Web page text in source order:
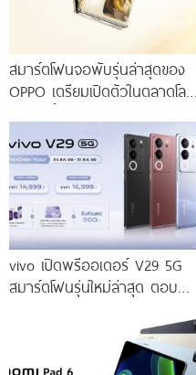
สมาร์ตโฟนจอพับรุ่นล่าสุดของ
OPPO เตรียมเปิดตัวในตลาดโลก
vivo เปิดพรีออเดอร์ V29 5G
สมาร์ตโฟนรุ่นใหม่ล่าสุด ตอบ
ราคาเริ่มต้นเพียง 14,999 บาท
จัดเต็มกับโปรโมชันพิเศษก่อนใคร